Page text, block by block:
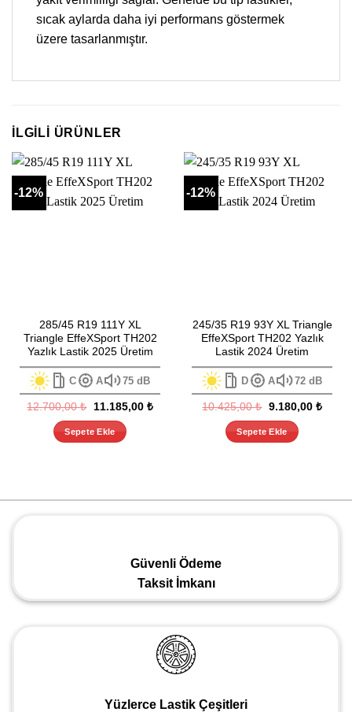
sıcak aylarda daha iyi performans göstermek
üzere tasarlanmıştır.
İLGILI ÜRÜNLER
-12%
285/45 R19 111Y XL
Triangle EffeXSport TH202
Yazlık Lastik 2025 Üretim
C A 75 dB
12.700,00₺
Orijinal
12.700,00 ₺.
11.185,00 ₺Şu
Sepete Ekle
-12%
245/35 R19 93Y XL Triangle
EffeXSport TH202 Yazlık
Lastik 2024 Üretim
D A 72 dB
10.425,00₺ Orijinal
10.425,00 ₺.
9.180,00 ₺Şu
Sepete Ekle
Güvenli Ödeme
Taksit İmkanı
Yüzlerce Lastik Çeşitleri